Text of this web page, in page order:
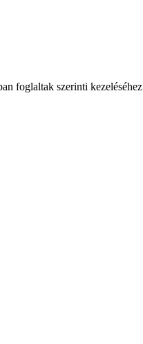
foglaltak szerinti kezeléséhez